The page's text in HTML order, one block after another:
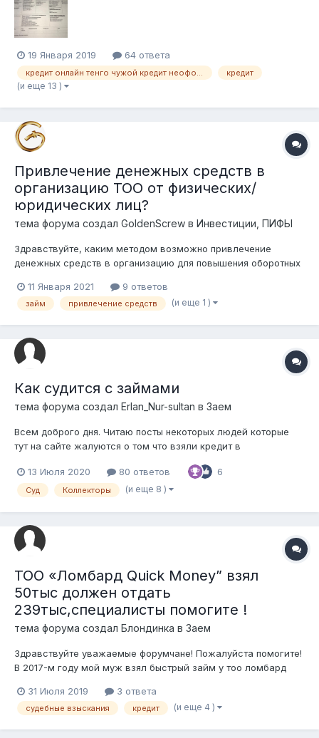
около 50 000тг. (2 месяца просрочка). Распечатала в ЦОН
кредитную историю, дейст...
19 Января 2019 64 ответа
кредит
(и еще 13 )
Привлечение денежных средств в
организацию ТОО от физических/
юридических лиц?
тема форума создал GoldenScrew в Инвестиции, ПИФЫ
Здравствуйте, каким методом возможно привлечение
денежных средств в организацию для повышения оборотных
привлекать средства/инвестиции обычной организации,
занимающейся поставками товаров с обещанием выплатить
11 Января 2021 9 ответов
займ привлечение средств (и еще 1 )
Как судится с займами
тема форума создал Erlan_Nur-sultan в Заем
Всем доброго дня. Читаю посты некоторых людей которые
тут на сайте жалуются о том что взяли кредит в
разобраться с коллекторами, проблемы с ЧСИшниками,
судами. Что можно сказать? Первое, никогда не берите
13 Июля 2020 80 ответов 6
Суд Коллекторы (и еще 8 )
ТОО «Ломбард Quick Money” взял
50тыс должен отдать
239тыс,специалисты помогите !
тема форума создал Блондинка в Заем
Здравствуйте уважаемые форумчане! Пожалуйста помогите!
В 2017-м году мой муж взял быстрый займ у тоо ломбард
(20000),чека к сожалению не сохранилось, Теперь Его
вызывают в суд, хотят взыскать с него 223.600 тенге из
31 Июля 2019 3 ответа
судебные взыскания кредит (и еще 4 )